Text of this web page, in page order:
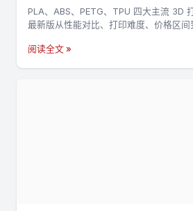
PLA、ABS、PETG、TPU 四大主流 3D
最新版从性能对比、打印难度、价格区间
阅读全文 »